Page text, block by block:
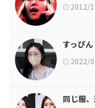
2012/
すっぴ
2022/
同じ服